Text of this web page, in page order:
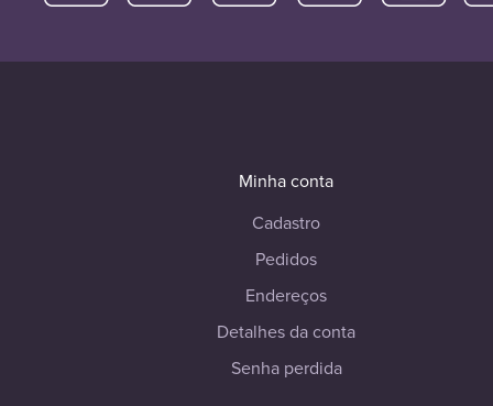
Minha conta
Cadastro
Pedidos
Endereços
Detalhes da conta
Senha perdida